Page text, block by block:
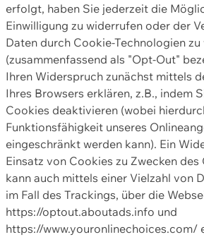
erfolgt, haben Sie jederzeit die
Einwilligung zu widerrufen oder der
Daten durch Cookie-Technologien
(zusammenfassend als "Opt-Out"
Ihren Widerspruch zunächst mittels
Ihres Browsers erklären, z.B., indem
Cookies deaktivieren (wobei
Funktionsfähigkeit unseres
eingeschränkt werden kann). Ein
Einsatz von Cookies zu Zwecken
kann auch mittels einer Vielzahl von
im Fall des Trackings, über die
https://optout.aboutads.info und
https://www.youronlinechoices.com/